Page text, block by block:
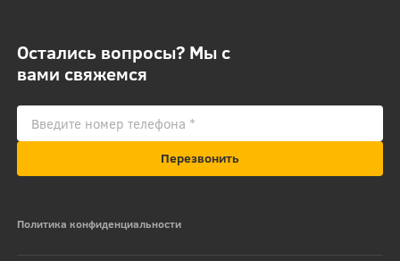
Остались вопросы? Мы с
вами свяжемся
Перезвонить
Политика конфиденциальности